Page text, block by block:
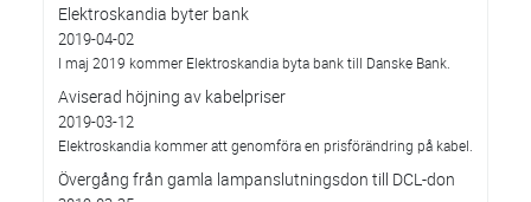
Elektroskandia byter bank
2019-04-02
I maj 2019 kommer Elektroskandia byta bank till Danske Bank.
Aviserad höjning av kabelpriser
2019-03-12
Elektroskandia kommer att genomföra en prisförändring på kabel.
Övergång från gamla lampanslutningsdon till DCL-don